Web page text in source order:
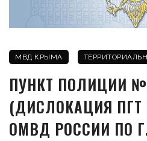
МВД КРЫМА
ПУНКТ ПОЛИЦИИ №
(ДИСЛОКАЦИЯ ПГТ
ОМВД РОССИИ ПО